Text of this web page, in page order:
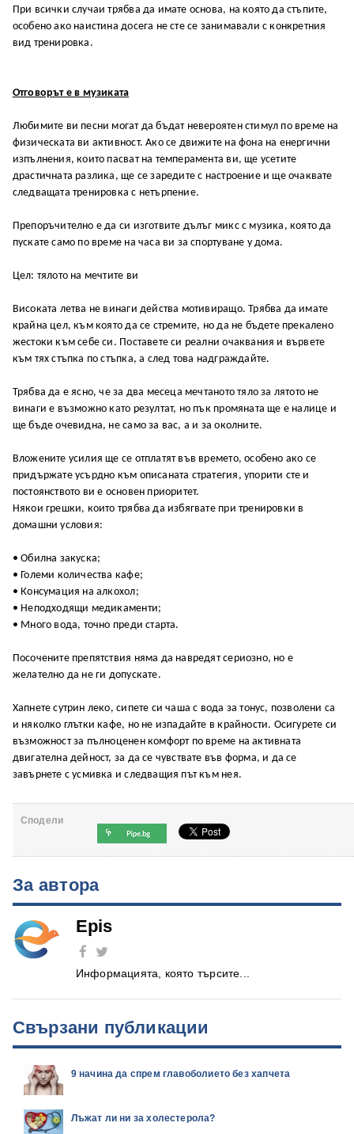
При всички случаи трябва да имате основа, на която да стъпите,
особено ако наистина досега не сте се занимавали с конкретния
вид тренировка.
Отговорът е в музиката
Любимите ви песни могат да бъдат невероятен стимул по време на
физическата ви активност. Ако се движите на фона на енергични
изпълнения, които пасват на темперамента ви, ще усетите
драстичната разлика, ще се заредите с настроение и ще очаквате
следващата тренировка с нетърпение.
Препоръчително е да си изготвите дълъг микс с музика, която да
пускате само по време на часа ви за спортуване у дома.
Цел: тялото на мечтите ви
Високата летва не винаги действа мотивиращо. Трябва да имате
крайна цел, към която да се стремите, но да не бъдете прекалено
жестоки към себе си. Поставете си реални очаквания и вървете
към тях стъпка по стъпка, а след това надграждайте.
Трябва да е ясно, че за два месеца мечтаното тяло за лятото не
винаги е възможно като резултат, но пък промяната ще е налице и
ще бъде очевидна, не само за вас, а и за околните.
Вложените усилия ще се отплатят във времето, особено ако се
придържате усърдно към описаната стратегия, упорити сте и
постоянството ви е основен приоритет.
Някои грешки, които трябва да избягвате при тренировки в
домашни условия:
• Обилна закуска;
• Големи количества кафе;
• Консумация на алкохол;
• Неподходящи медикаменти;
• Много вода, точно преди старта.
Посочените препятствия няма да навредят сериозно, но е
желателно да не ги допускате.
Хапнете сутрин леко, сипете си чаша с вода за тонус, позволени са
и няколко глътки кафе, но не изпадайте в крайности. Осигурете си
възможност за пълноценен комфорт по време на активната
двигателна дейност, за да се чувствате във форма, и да се
завърнете с усмивка и следващия път към нея.
Сподели
За автора
Epis
Информацията, която търсите...
Свързани публикации
9 начина да спрем главоболието без хапчета
Лъжат ли ни за холестерола?